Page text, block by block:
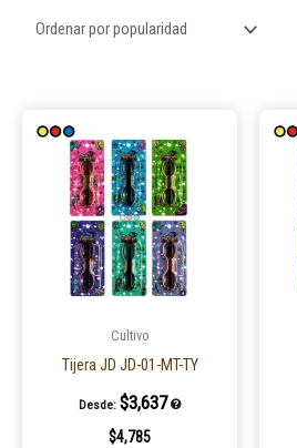
Cultivo
Tijera JD JD-01-MT-TY
Desde: $3,637
$4,785